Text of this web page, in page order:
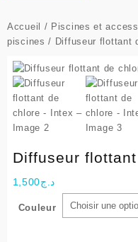
Accueil / Piscines et
piscines / Diffuseur flottant
Diffuseur
د.ج1,500
Couleur